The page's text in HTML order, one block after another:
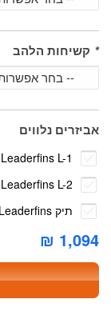
* קשיחות הלהב
אביזרים נלווים
Leaderfins L-1 - סט שנורקל ומסכה
Leaderfins L-2 - סט שנורקל ומסכה
תיק Leaderfins לסנפירים
1,094 ₪